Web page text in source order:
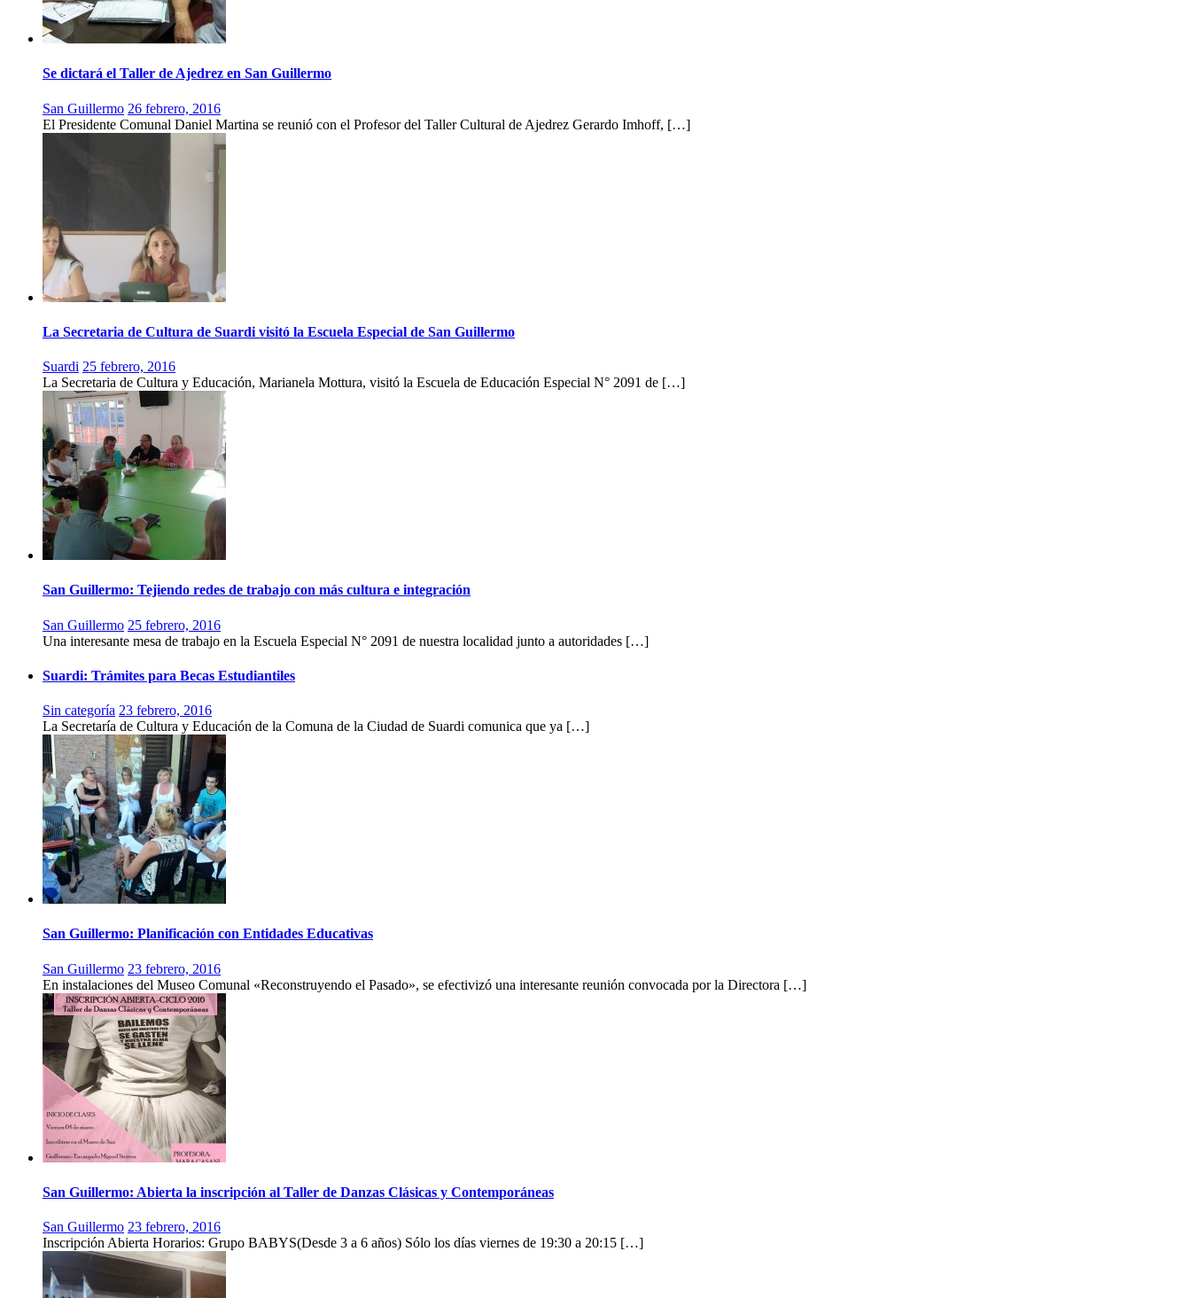
Se dictará el Taller de Ajedrez en San Guillermo
San Guillermo 26 febrero, 2016
El Presidente Comunal Daniel Martina se reunió con el Profesor del Taller Cultural de Ajedrez Gerardo Imhoff, […]
La Secretaria de Cultura de Suardi visitó la Escuela Especial de San Guillermo
Suardi 25 febrero, 2016
La Secretaria de Cultura y Educación, Marianela Mottura, visitó la Escuela de Educación Especial N° 2091 de […]
San Guillermo: Tejiendo redes de trabajo con más cultura e integración
San Guillermo 25 febrero, 2016
Una interesante mesa de trabajo en la Escuela Especial N° 2091 de nuestra localidad junto a autoridades […]
Suardi: Trámites para Becas Estudiantiles
Sin categoría 23 febrero, 2016
La Secretaría de Cultura y Educación de la Comuna de la Ciudad de Suardi comunica que ya […]
San Guillermo: Planificación con Entidades Educativas
San Guillermo 23 febrero, 2016
En instalaciones del Museo Comunal «Reconstruyendo el Pasado», se efectivizó una interesante reunión convocada por la Directora […]
San Guillermo: Abierta la inscripción al Taller de Danzas Clásicas y Contemporáneas
San Guillermo 23 febrero, 2016
Inscripción Abierta Horarios: Grupo BABYS(Desde 3 a 6 años) Sólo los días viernes de 19:30 a 20:15 […]